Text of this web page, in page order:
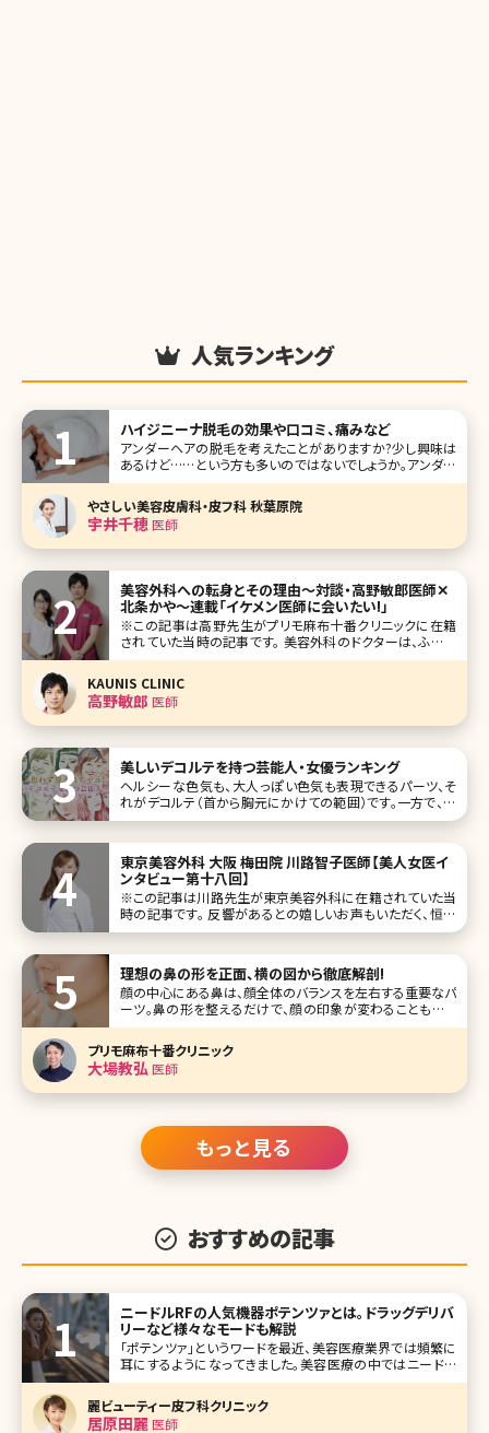
人気ランキング
ハイジニーナ脱毛の効果や口コミ、痛みなど
アンダーヘアの脱毛を考えたことがありますか?少し興味は
あるけど……という方も多いのではないでしょうか。アンダー
ヘアの処理方法にはVIOゾーンを完全に脱毛してしまう「ハ
イジニーナ」とムダ毛の量を減らして整える「減毛」の2種類
があります。 ここでは、ハイジニーナとは?という疑問に対す
る答えや、ハ
やさしい美容皮膚科・皮フ科 秋葉原院
宇井千穂医師
美容外科への転身とその理由〜対談・高野敏郎医師✕
北条かや〜連載「イケメン医師に会いたい!」
※この記事は高野先生がプリモ麻布十番クリニックに在籍
されていた当時の記事です。 美容外科のドクターは、ふだん
何を考えているのだろう。CMに出てくる先生たちは、爽やか
ているのか、本当のところは見えてこない。これまでのキャリ
アや、大切にしている理念
KAUNIS CLINIC
高野敏郎 医師
美しいデコルテを持つ芸能人・女優ランキング
ヘルシーな色気も、大人っぽい色気も表現できるパーツ、そ
れがデコルテ（首から胸元にかけての範囲）です。一方で、エ
イジングサインが目立ちやすいという、あまり嬉しくない特徴
ュー掲載
東京美容外科 大阪 梅田院 川路智子医師【美人女医イ
ンタビュー第十八回】
※この記事は川路先生が東京美容外科に在籍されていた当
時の記事です。 反響があるとの嬉しいお声もいただく、恒例
の美人女医インタビュー。今回は全国展開している東京美容
した。特に豊胸術、アンチエ
理想の鼻の形を正面、横の図から徹底解剖!
顔の中心にある鼻は、顔全体のバランスを左右する重要なパ
ーツ。鼻の形を整えるだけで、顔の印象が変わることもあり
ます。そんな鼻の黄金比率や、解剖学の観点からみた理想の
鼻の形についてご説明します。 理想的な鼻の形をご存知です
か? 顔には美の黄金比率があります。下のイラストを見てく
ださい。左側のイラ
プリモ麻布十番クリニック
大場教弘医師
もっと見る
おすすめの記事
ニードルRFの人気機器ポテンツァとは。ドラッグデリバ
リーなど様々なモードも解説
「ポテンツァ」というワードを最近、美容医療業界では頻繁に
耳にするようになってきました。美容医療の中ではニードル
RFといえばポテンツァというくらい有名になった機械ですが、
まだまだ新しい機械ですので、初めて耳にする方も少なくは
ないでしょう。 ニードルRFにもシルファームやモフィウスとい
った機械があ
麗ビューティー皮フ科クリニック
居原田麗医師